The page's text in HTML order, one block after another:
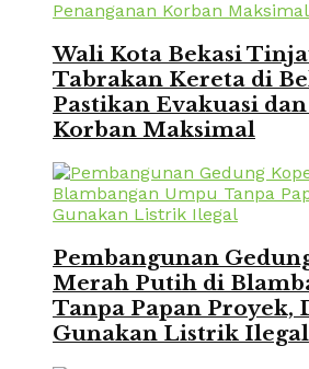
Wali Kota Bekasi
Tabrakan Kereta di
Pastikan Evakuasi
Korban Maksimal
Pembangunan
Merah Putih di
Tanpa Papan Proyek,
Gunakan Listrik Ilegal